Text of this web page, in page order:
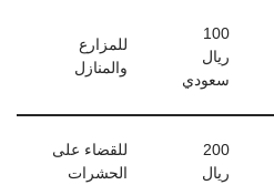
100
ريال
سعودي
للمزارع
والمنازل
200
ريال
للقضاء على
الحشرات